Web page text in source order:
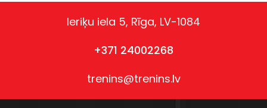
Ieriķu iela 5, Rīga, LV-1084
+371 24002268
trenins@trenins.lv